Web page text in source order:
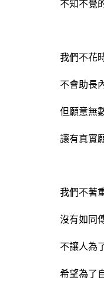
不知不覺
我們不花
不會助長
但願意無
讓有真實
我們不著
沒有如同
不讓人為
希望為了